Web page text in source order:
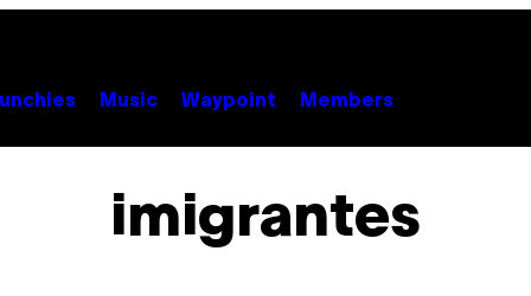
Music Waypoint Members
imigrantes